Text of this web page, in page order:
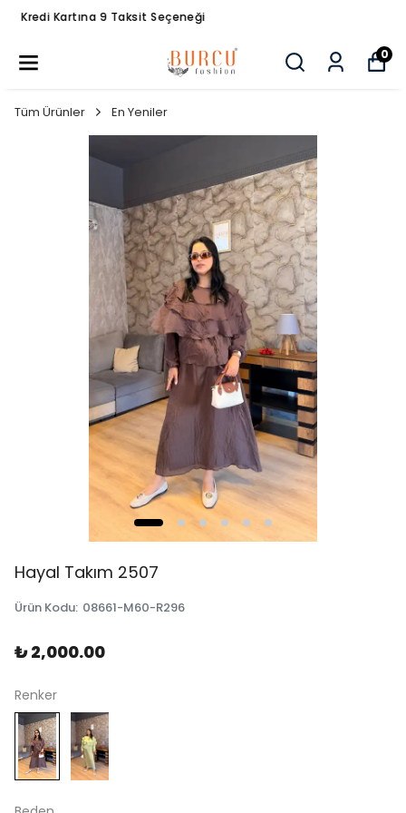
Tüm Siparişlerde Ücretsiz Kargo
0
Tüm Ürünler En Yeniler
Hayal Takım 2507
Ürün Kodu: 08661-M60-R296
₺ 2,000.00
Renker